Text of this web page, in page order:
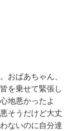
おばあちゃん、
を乗せて緊張し
地悪かったよ
そうだけど大丈
ないのに自分達